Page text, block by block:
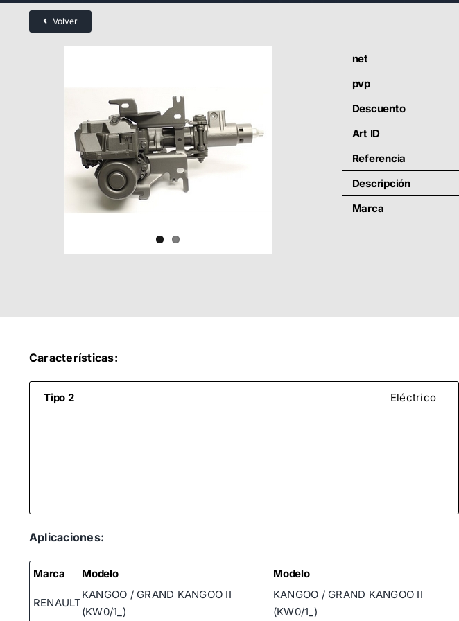
Volver
net
pvp
Descuento
Art ID
Referencia
Descripción
Marca
Características:
Tipo 2 Eléctrico
Aplicaciones:
Marca Modelo Modelo
RENAULT
KANGOO / GRAND KANGOO II
(KW0/1_)
KANGOO / GRAND KANGOO II
(KW0/1_)